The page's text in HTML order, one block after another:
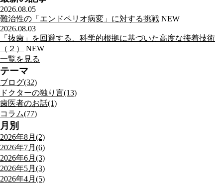
2026.08.05
難治性の「エンドペリオ病変」に対する挑戦 NEW
2026.08.03
「抜歯」を回避する、科学的根拠に基づいた高度な接着技術
（２）
NEW
一覧を見る
テーマ
ブログ(32)
ドクターの独り言(13)
歯医者のお話(1)
コラム(77)
月別
2026年8月(2)
2026年7月(6)
2026年6月(3)
2026年5月(3)
2026年4月(5)